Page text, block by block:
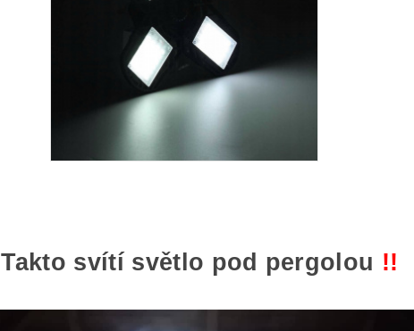
Takto svítí světlo pod pergolou !!